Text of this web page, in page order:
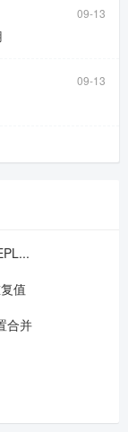
09-13
09-13
值
合并